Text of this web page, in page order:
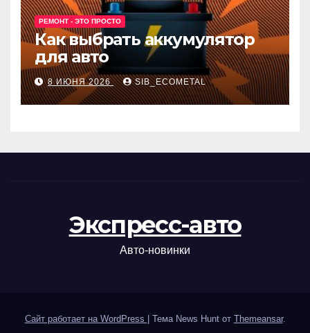
РЕМОНТ - ЭТО ПРОСТО
Как выбрать аккумулятор
для авто
8 ИЮНЯ 2026 SIB_ECOMETAL
Экспресс-авто
Авто-новинки
Сайт работает на WordPress Тема News Hunt от Themeansar.